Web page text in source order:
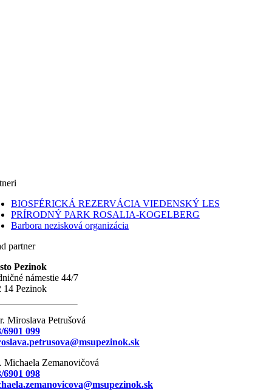
BIOSFÉRICKÁ REZERVÁCIA VIEDENSKÝ LES
PRÍRODNÝ PARK ROSALIA-KOGELBERG
Barbora nezisková organizácia
partner
Pezinok
námestie 44/7
14 Pezinok
Miroslava Petrušová
6901 099
Michaela Zemanovičová
6901 098